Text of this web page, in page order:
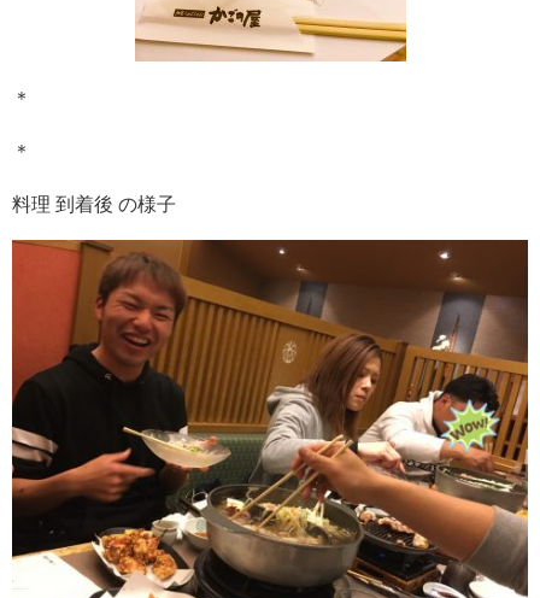
＊
＊
料理 到着後 の様子